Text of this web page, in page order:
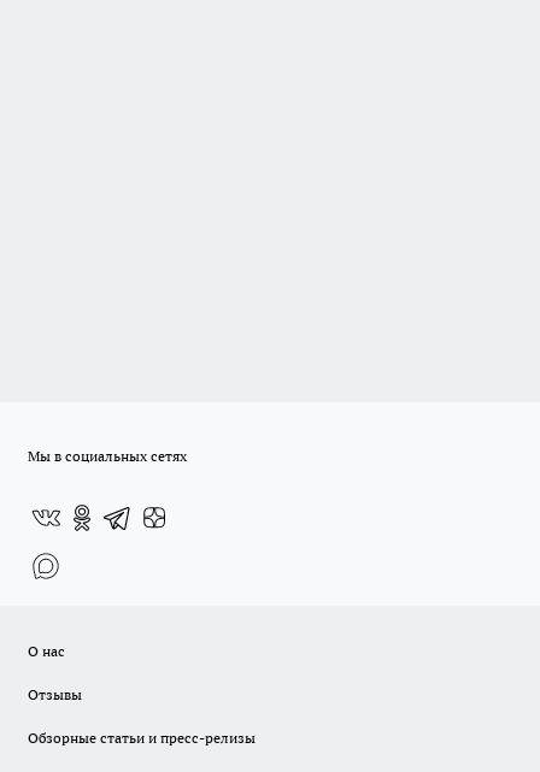
Мы в социальных сетях
О нас
Отзывы
Обзорные статьи и пресс-релизы